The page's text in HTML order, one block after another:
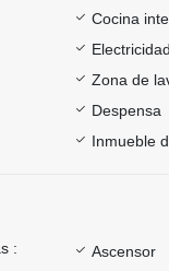
Cocina
Electricidad
Zona de
Despensa
Inmueble
: Ascensor